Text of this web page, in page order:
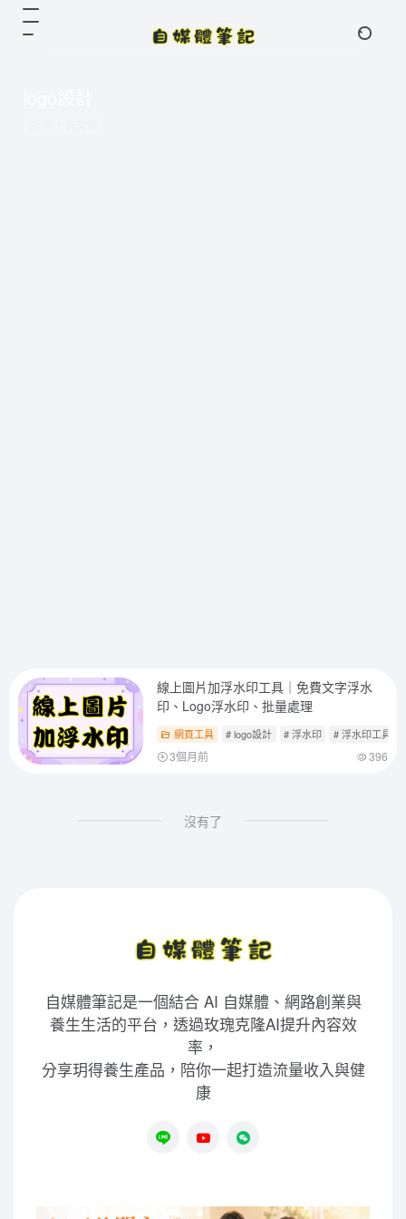
線上圖片加浮水印工具｜免費文字浮水
印、Logo浮水印、批量處理
網頁工具 # logo設計 # 浮水印 # 浮水印工具
3個月前 396
沒有了
自媒體筆記是一個結合 AI 自媒體、網路創業與
養生生活的平台，透過玫瑰克隆AI提升內容效
率，
分享玥得養生產品，陪你一起打造流量收入與健
康